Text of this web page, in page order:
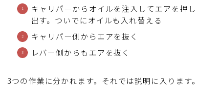
キャリパーからオイルを注入してエアを押し
出す。ついでにオイルも入れ替える
キャリパー側からエアを抜く
レバー側からもエアを抜く
3つの作業に分かれます。それでは説明に入ります。